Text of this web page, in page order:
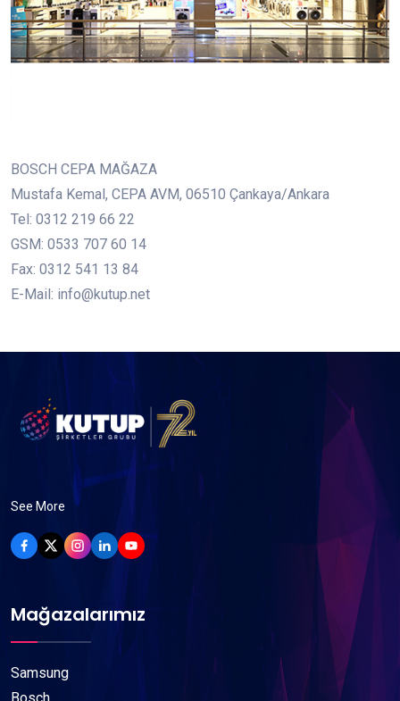
BOSCH CEPA MAĞAZA
Mustafa Kemal, CEPA AVM, 06510 Çankaya/Ankara
Tel: 0312 219 66 22
GSM: 0533 707 60 14
Fax: 0312 541 13 84
E-Mail: info@kutup.net
See More
Mağazalarımız
Samsung